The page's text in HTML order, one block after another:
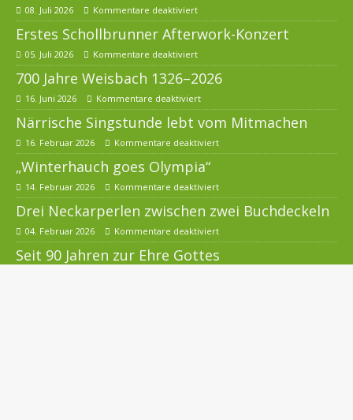
08. Juli 2026 Kommentare deaktiviert
Erstes Schollbrunner Afterwork-Konzert
05. Juli 2026 Kommentare deaktiviert
700 Jahre Weisbach 1326–2026
16. Juni 2026 Kommentare deaktiviert
Närrische Singstunde lebt vom Mitmachen
16. Februar 2026 Kommentare deaktiviert
„Winterhauch goes Olympia“
14. Februar 2026 Kommentare deaktiviert
Drei Neckarperlen zwischen zwei Buchdeckeln
04. Februar 2026 Kommentare deaktiviert
Seit 90 Jahren zur Ehre Gottes